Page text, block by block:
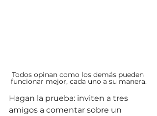
Todos opinan como los demás pueden
funcionar mejor, cada uno a su manera.
Hagan la prueba: inviten a tres
amigos a comentar sobre un